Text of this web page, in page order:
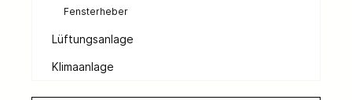
Fensterheber
Lüftungsanlage
Klimaanlage